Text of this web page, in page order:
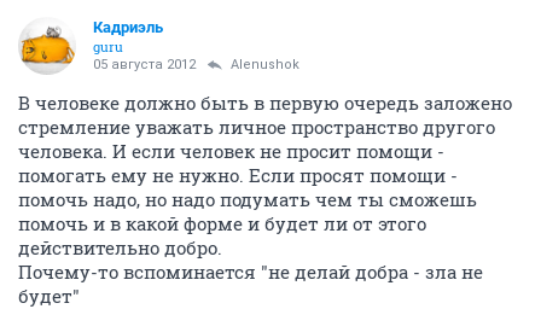
Кадриэль
guru
05 августа 2012 Alenushok
В человеке должно быть в первую очередь заложено
стремление уважать личное пространство другого
человека. И если человек не просит помощи -
помогать ему не нужно. Если просят помощи -
помочь надо, но надо подумать чем ты сможешь
помочь и в какой форме и будет ли от этого
действительно добро.
Почему-то вспоминается "не делай добра - зла не
будет"